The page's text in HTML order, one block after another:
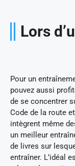
Lors
Pour un
pouvez aussi
de se concentrer
Code de la route
intègrent même
un meilleur
de livres sur
entraîner. L’idéal